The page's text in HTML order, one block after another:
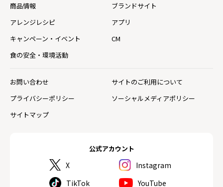
公式アカウント
X
Instagram
TikTok
YouTube
商品情報
ブランドサイト
アレンジレシピ
アプリ
キャンペーン・イベント
CM
食の安全・環境活動
お問い合わせ
サイトのご利用について
プライバシーポリシー
ソーシャルメディアポリシー
サイトマップ